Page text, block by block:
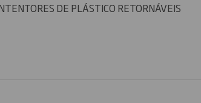
DE PLÁSTICO RETORNÁVEIS